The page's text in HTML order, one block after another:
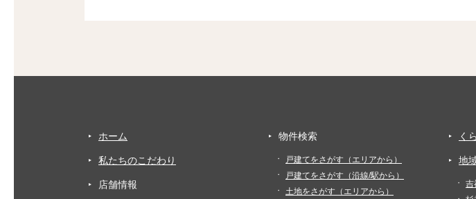
ホーム
私たちのこだわり
店舗情報
物件検索
戸建てをさがす（エリアから）
戸建てをさがす（沿線/駅から）
土地をさがす（エリアから）
く
地
吉